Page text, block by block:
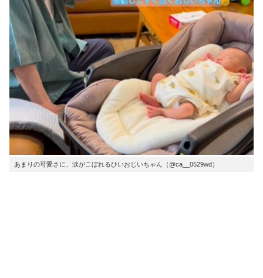
あまりの可愛さに、涙がこぼれるひいおじいちゃん（@ca__0529wd）